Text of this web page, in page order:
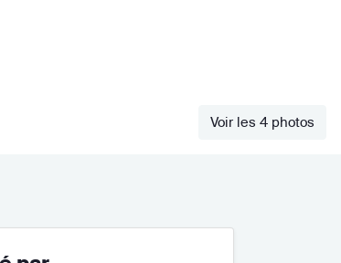
Voir les 4 photos